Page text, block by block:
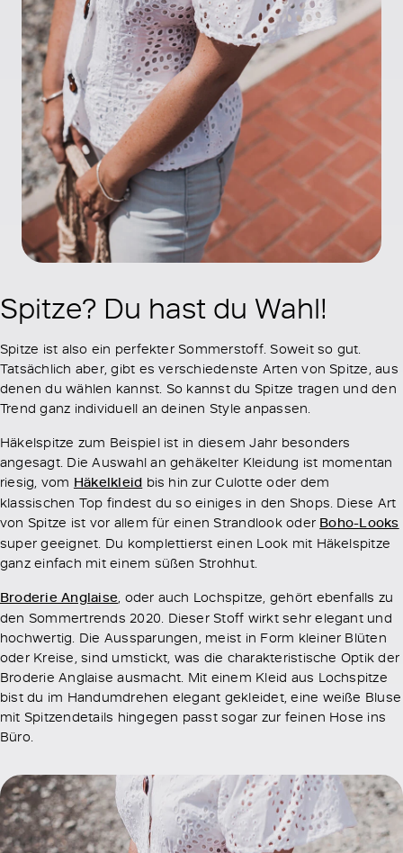
Spitze? Du hast du Wahl!
Spitze ist also ein perfekter Sommerstoff. Soweit so gut.
Tatsächlich aber, gibt es verschiedenste Arten von Spitze, aus
denen du wählen kannst. So kannst du Spitze tragen und den
Trend ganz individuell an deinen Style anpassen.
Häkelspitze zum Beispiel ist in diesem Jahr besonders
angesagt. Die Auswahl an gehäkelter Kleidung ist momentan
riesig, vom Häkelkleid bis hin zur Culotte oder dem
klassischen Top findest du so einiges in den Shops. Diese Art
von Spitze ist vor allem für einen Strandlook oder Boho-Looks
super geeignet. Du komplettierst einen Look mit Häkelspitze
ganz einfach mit einem süßen Strohhut.
Broderie Anglaise , oder auch Lochspitze, gehört ebenfalls zu
den Sommertrends 2020. Dieser Stoff wirkt sehr elegant und
hochwertig. Die Aussparungen, meist in Form kleiner Blüten
oder Kreise, sind umstickt, was die charakteristische Optik der
Broderie Anglaise ausmacht. Mit einem Kleid aus Lochspitze
bist du im Handumdrehen elegant gekleidet, eine weiße Bluse
mit Spitzendetails hingegen passt sogar zur feinen Hose ins
Büro.